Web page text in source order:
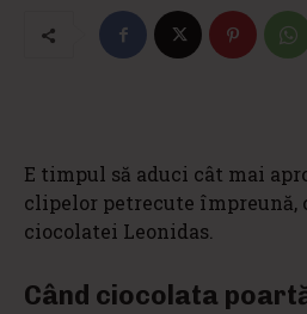
E timpul să aduci cât mai
clipelor petrecute împreună,
ciocolatei Leonidas.
Când ciocolata